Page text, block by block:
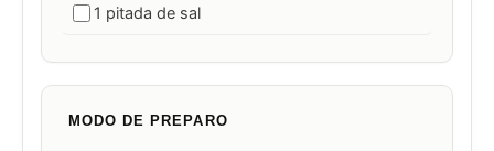
1 pitada de sal
MODO DE PREPARO